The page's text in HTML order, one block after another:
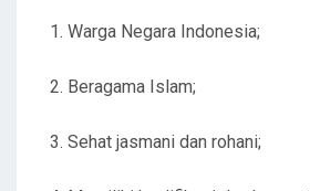
1. Warga Negara Indonesia;
2. Beragama Islam;
3. Sehat jasmani dan rohani;